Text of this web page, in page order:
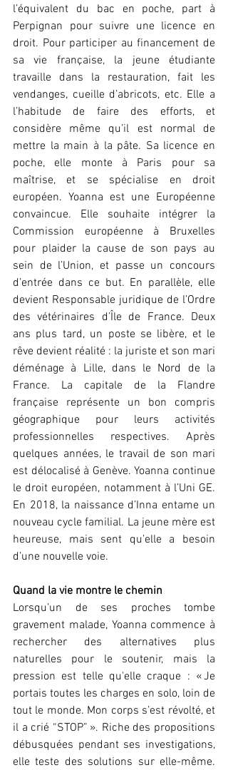
l’équivalent du bac en poche, part à
Perpignan pour suivre une licence en
droit. Pour participer au financement de
sa vie française, la jeune étudiante
travaille dans la restauration, fait les
vendanges, cueille d’abricots, etc. Elle a
l’habitude de faire des efforts, et
considère même qu’il est normal de
mettre la main à la pâte. Sa licence en
poche, elle monte à Paris pour sa
maîtrise, et se spécialise en droit
européen. Yoanna est une Européenne
convaincue. Elle souhaite intégrer la
Commission européenne à Bruxelles
pour plaider la cause de son pays au
sein de l’Union, et passe un concours
d’entrée dans ce but. En parallèle, elle
devient Responsable juridique de l’Ordre
des vétérinaires d’Île de France. Deux
ans plus tard, un poste se libère, et le
rêve devient réalité : la juriste et son mari
déménage à Lille, dans le Nord de la
France. La capitale de la Flandre
française représente un bon compris
géographique pour leurs activités
professionnelles respectives. Après
quelques années, le travail de son mari
est délocalisé à Genève. Yoanna continue
le droit européen, notamment à l’Uni GE.
En 2018, la naissance d’Inna entame un
nouveau cycle familial. La jeune mère est
heureuse, mais sent qu’elle a besoin
d’une nouvelle voie.
Quand la vie montre le chemin
Lorsqu’un de ses proches tombe
gravement malade, Yoanna commence à
rechercher des alternatives plus
naturelles pour le soutenir, mais la
pression est telle qu'elle craque : « Je
portais toutes les charges en solo, loin de
tout le monde. Mon corps s’est révolté, et
il a crié “STOP” ». Riche des propositions
débusquées pendant ses investigations,
elle teste des solutions sur elle-même.